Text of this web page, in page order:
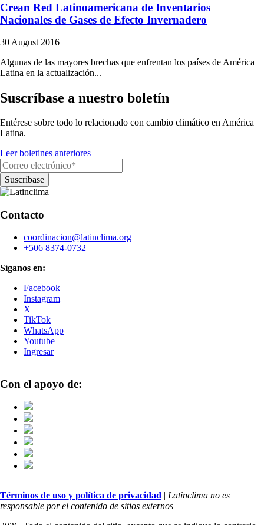
Crean Red Latinoamericana de Inventarios
Nacionales de Gases de Efecto Invernadero
30 August 2016
Algunas de las mayores brechas que enfrentan los países de América
Latina en la actualización...
Suscríbase a nuestro boletín
Entérese sobre todo lo relacionado con cambio climático en América
Latina.
Leer boletines anteriores
Contacto
coordinacion@latinclima.org
+506 8374-0732
Síganos en:
Facebook
Instagram
X
TikTok
WhatsApp
Youtube
Ingresar
Con el apoyo de:
Términos de uso y política de privacidad | Latinclima no es
responsable por el contenido de sitios externos